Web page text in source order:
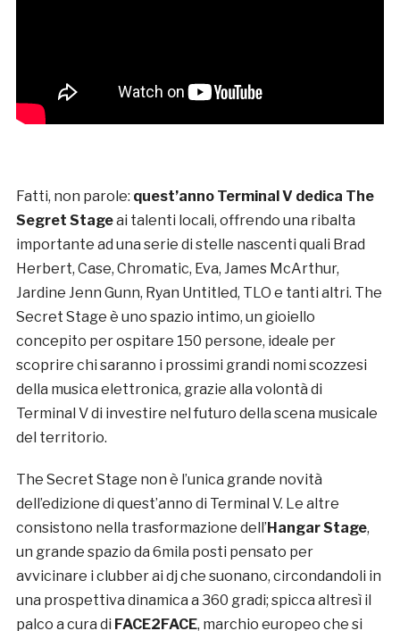
Fatti, non parole: quest’anno Terminal V dedica The
Segret Stageai talenti locali, offrendo una ribalta
importante ad una serie di stelle nascenti quali Brad
Herbert, Case, Chromatic, Eva, James McArthur,
Jardine Jenn Gunn, Ryan Untitled, TLO e tanti altri. The
Secret Stage è uno spazio intimo, un gioiello
concepito per ospitare 150 persone, ideale per
scoprire chi saranno i prossimi grandi nomi scozzesi
della musica elettronica, grazie alla volontà di
Terminal V di investire nel futuro della scena musicale
del territorio.
The Secret Stage non è l’unica grande novità
dell’edizione di quest’anno di Terminal V. Le altre
consistono nella trasformazione dell’ Hangar Stage,
un grande spazio da 6mila posti pensato per
avvicinare i clubber ai dj che suonano, circondandoli in
una prospettiva dinamica a 360 gradi; spicca altresì il
palco a cura di FACE2FACE, marchio europeo che si